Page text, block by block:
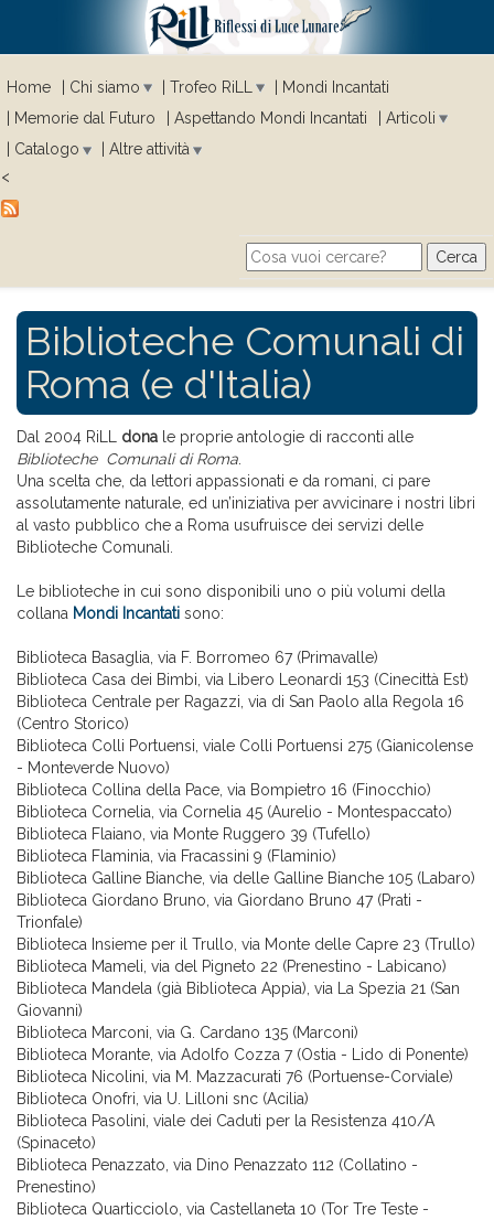
Home Chi siamo Trofeo RiLL
Mondi Incantati
Memorie dal Futuro
Aspettando Mondi Incantati
Articoli
Catalogo
Altre attività
<
Search form
Cerca
Biblioteche Comunali di
Roma (e d'Italia)
Dal 2004 RiLL dona le proprie antologie di racconti alle
Biblioteche Comunali di Roma
Una scelta che, da lettori appassionati e da romani, ci pare
assolutamente naturale, ed un’iniziativa per avvicinare i nostri libri
al vasto pubblico che a Roma usufruisce dei servizi delle
Biblioteche Comunali.
Le biblioteche in cui sono disponibili uno o più volumi della
collana Mondi Incantati sono:
Biblioteca Basaglia, via F. Borromeo 67 (Primavalle)
Biblioteca Casa dei Bimbi, via Libero Leonardi 153 (Cinecittà Est)
Biblioteca Centrale per Ragazzi, via di San Paolo alla Regola 16
(Centro Storico)
Biblioteca Colli Portuensi, viale Colli Portuensi 275 (Gianicolense
- Monteverde Nuovo)
Biblioteca Collina della Pace, via Bompietro 16 (Finocchio)
Biblioteca Cornelia, via Cornelia 45 (Aurelio - Montespaccato)
Biblioteca Flaiano, via Monte Ruggero 39 (Tufello)
Biblioteca Flaminia, via Fracassini 9 (Flaminio)
Biblioteca Galline Bianche, via delle Galline Bianche 105 (Labaro)
Biblioteca Giordano Bruno, via Giordano Bruno 47 (Prati -
Trionfale)
Biblioteca Insieme per il Trullo, via Monte delle Capre 23 (Trullo)
Biblioteca Mameli, via del Pigneto 22 (Prenestino - Labicano)
Biblioteca Mandela (già Biblioteca Appia), via La Spezia 21 (San
Giovanni)
Biblioteca Marconi, via G. Cardano 135 (Marconi)
Biblioteca Morante, via Adolfo Cozza 7 (Ostia - Lido di Ponente)
Biblioteca Nicolini, via M. Mazzacurati 76 (Portuense-Corviale)
Biblioteca Onofri, via U. Lilloni snc (Acilia)
Biblioteca Pasolini, viale dei Caduti per la Resistenza 410/A
(Spinaceto)
Biblioteca Penazzato, via Dino Penazzato 112 (Collatino -
Prenestino)
Biblioteca Quarticciolo, via Castellaneta 10 (Tor Tre Teste -